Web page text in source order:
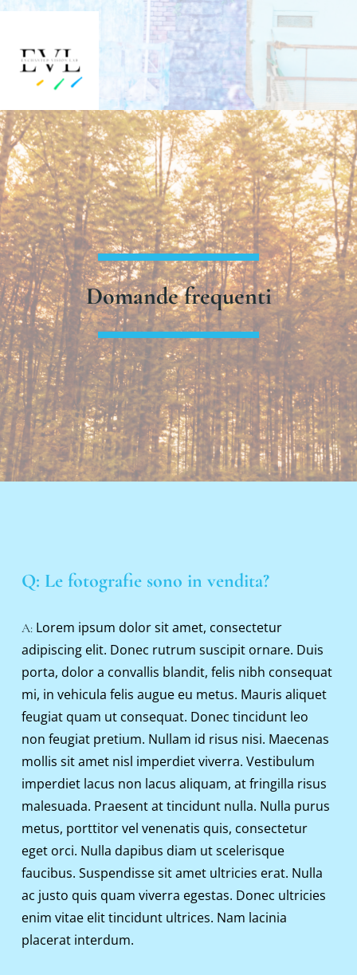
Domande frequenti
Q: Le fotografie sono in vendita?
A: Lorem ipsum dolor sit amet, consectetur
adipiscing elit. Donec rutrum suscipit ornare. Duis
porta, dolor a convallis blandit, felis nibh consequat
mi, in vehicula felis augue eu metus. Mauris aliquet
feugiat quam ut consequat. Donec tincidunt leo
non feugiat pretium. Nullam id risus nisi. Maecenas
mollis sit amet nisl imperdiet viverra. Vestibulum
imperdiet lacus non lacus aliquam, at fringilla risus
malesuada. Praesent at tincidunt nulla. Nulla purus
metus, porttitor vel venenatis quis, consectetur
eget orci. Nulla dapibus diam ut scelerisque
faucibus. Suspendisse sit amet ultricies erat. Nulla
ac justo quis quam viverra egestas. Donec ultricies
enim vitae elit tincidunt ultrices. Nam lacinia
placerat interdum.